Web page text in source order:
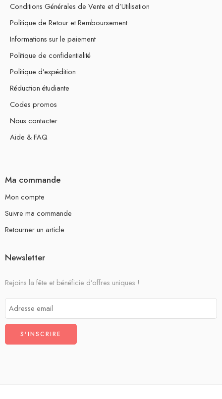
Conditions Générales de Vente et d’Utilisation
Politique de Retour et Remboursement
Informations sur le paiement
Politique de confidentialité
Politique d’expédition
Réduction étudiante
Codes promos
Nous contacter
Aide & FAQ
Ma commande
Mon compte
Suivre ma commande
Retourner un article
Newsletter
Rejoins la fête et bénéficie d’offres uniques !